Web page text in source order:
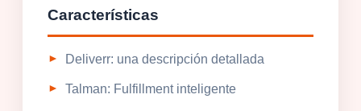
Características
Deliverr: una descripción detallada
Talman: Fulfillment inteligente